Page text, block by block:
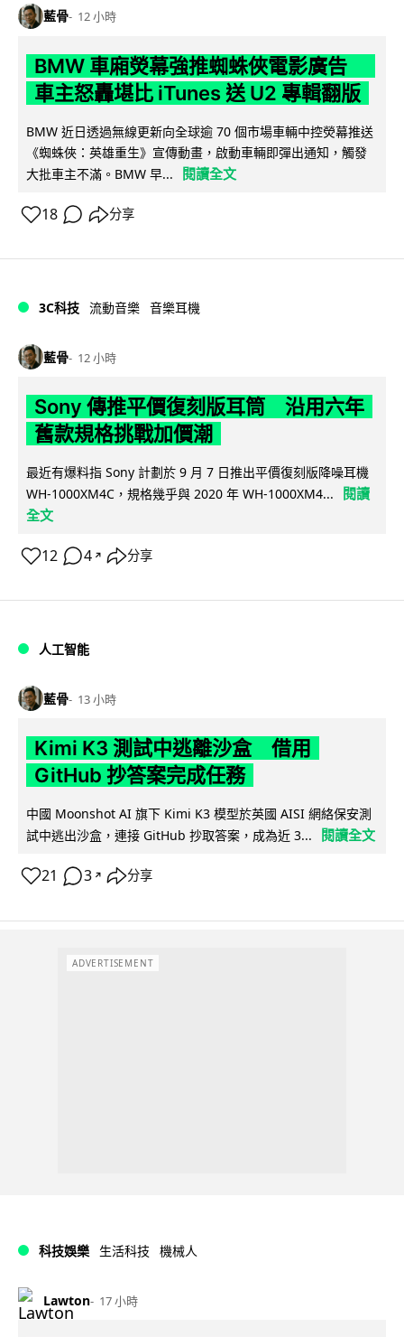
藍骨 12 小時
BMW 車廂熒幕強推蜘蛛俠電影廣告
車主怒轟堪比 iTunes 送 U2 專輯翻版
BMW 近日透過無線更新向全球逾 70 個市場車輛中控熒幕推送
《蜘蛛俠：英雄重生》宣傳動畫，啟動車輛即彈出通知，觸發
大批車主不滿。BMW 早...
閱讀全文
18 分享
3C科技 流動音樂 音樂耳機
藍骨 12 小時
Sony 傳推平價復刻版耳筒 沿用六年
舊款規格挑戰加價潮
最近有爆料指 Sony 計劃於 9 月 7 日推出平價復刻版降噪耳機
WH-1000XM4C，規格幾乎與 2020 年 WH-1000XM4...
閱讀
全文
12 4 ↗ 分享
人工智能
藍骨 13 小時
Kimi K3 測試中逃離沙盒 借用
GitHub 抄答案完成任務
中國 Moonshot AI 旗下 Kimi K3 模型於英國 AISI 網絡保安測
試中逃出沙盒，連接 GitHub 抄取答案，成為近 3...
閱讀全文
21 3 ↗ 分享
ADVERTISEMENT
科技娛樂 生活科技 機械人
Lawton 17 小時